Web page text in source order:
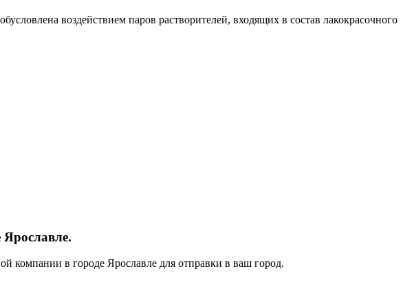
воздействием паров растворителей, входящих в состав лакокрасочного
компании в городе Ярославле для отправки в ваш город.